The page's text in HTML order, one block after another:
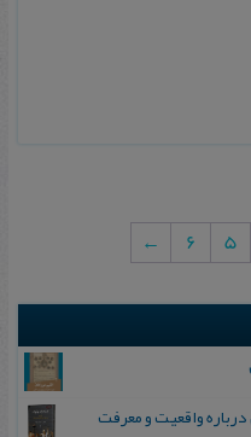
5
6
←
واقعیت و معرفت